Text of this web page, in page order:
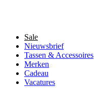
Sale
Nieuwsbrief
Tassen & Accessoires
Merken
Cadeau
Vacatures